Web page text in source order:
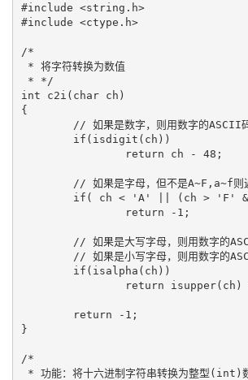
#include <string.h>
#include <ctype.h>
/*
* 将字符转换为数值
* */
int c2i(char ch)
{
// 如果是数字，则用数字的ASCII码
if(isdigit(ch))
return ch - 48;
// 如果是字母，但不是A~F,a~f则
if( ch < 'A' || (ch > 'F' &&
return -1;
// 如果是大写字母，则用数字的
// 如果是小写字母，则用数字的
if(isalpha(ch))
return isupper(ch) ? ch
return -1;
}
/*
* 功能：将十六进制字符串转换为整型(int)